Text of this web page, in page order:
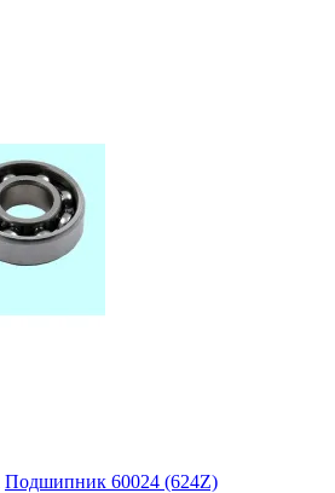
Подшипник 60024 (624Z)